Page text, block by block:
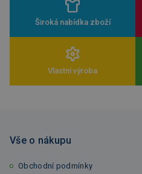
Široká nabídka zboží
Vlastní výroba
Vše o nákupu
Obchodní podmínky